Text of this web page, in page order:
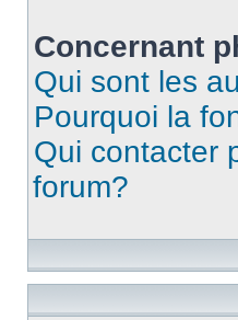
Concernant
Qui sont les
Pourquoi la
Qui contacter
forum?